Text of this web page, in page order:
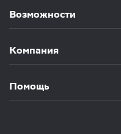
Возможности
Компания
Помощь